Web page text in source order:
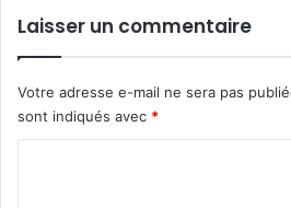
Laisser un commentaire
Votre adresse e-mail ne sera pas
sont indiqués avec *